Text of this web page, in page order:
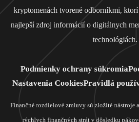
kryptomenách tvorené odborníkmi,
najlepší zdroj informácií o digitálnych
technológiách.
Podmienky ochrany súkromia
Nastavenia CookiesPravidlá
Finančné rozdielové zmluvy sú zložité nástroje
rýchlych finančných strát v dôsledku